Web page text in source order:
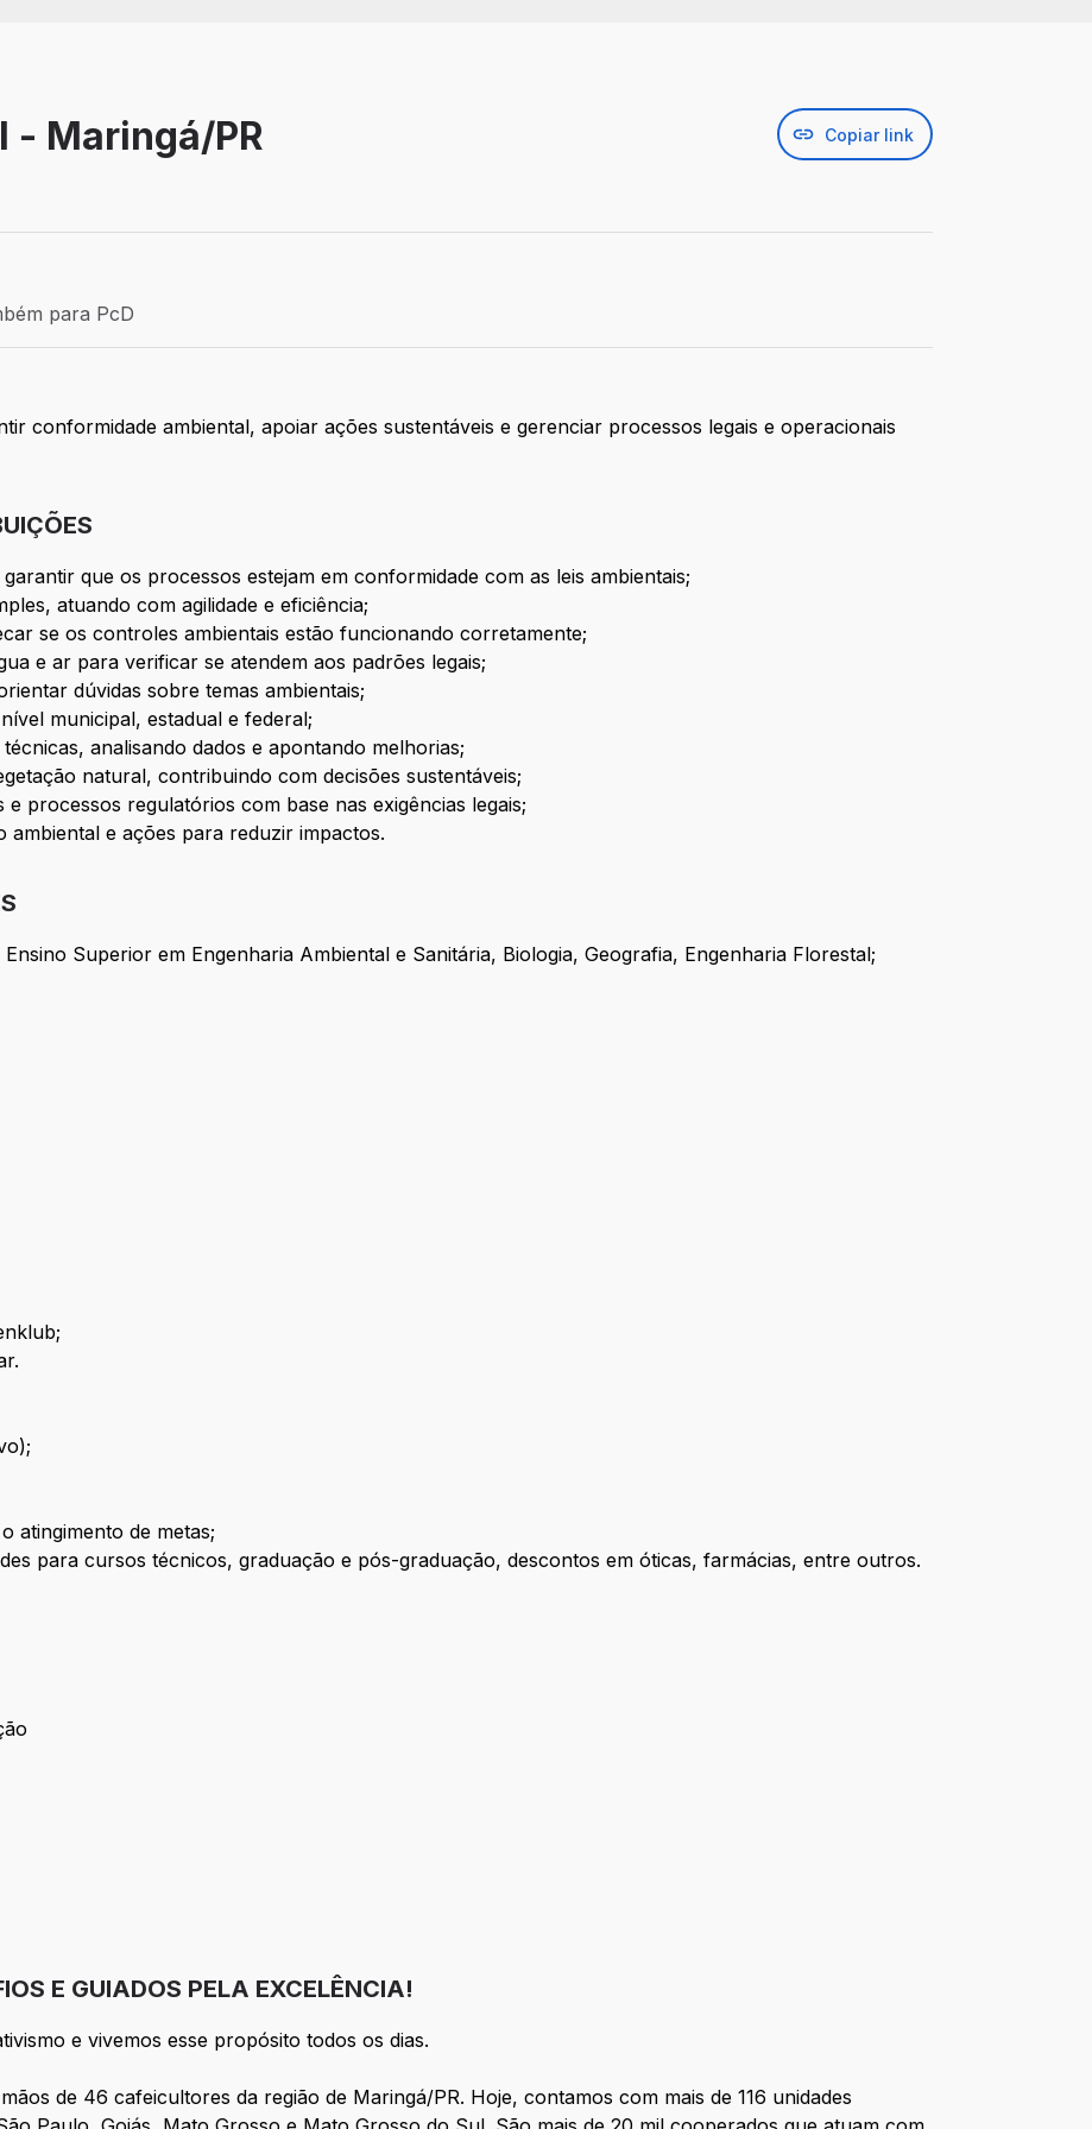
- Maringá/PR Copiar link
Efetivo
para PcD
para PcD
conformidade ambiental, apoiar ações sustentáveis e gerenciar processos legais e operacionais
que os processos estejam em conformidade com as leis ambientais;
atuando com agilidade e eficiência;
se os controles ambientais estão funcionando corretamente;
e ar para verificar se atendem aos padrões legais;
dúvidas sobre temas ambientais;
municipal, estadual e federal;
analisando dados e apontando melhorias;
natural, contribuindo com decisões sustentáveis;
e processos regulatórios com base nas exigências legais;
ambiental e ações para reduzir impactos.
Superior em Engenharia Ambiental e Sanitária, Biologia, Geografia, Engenharia Florestal;
atingimento de metas;
para cursos técnicos, graduação e pós-graduação, descontos em óticas, farmácias, entre outros.
E GUIADOS PELA EXCELÊNCIA!
e vivemos esse propósito todos os dias.
de 46 cafeicultores da região de Maringá/PR. Hoje, contamos com mais de 116 unidades